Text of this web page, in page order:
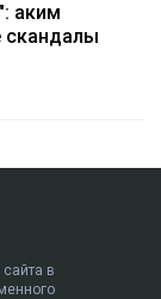
аким
скандалы
в